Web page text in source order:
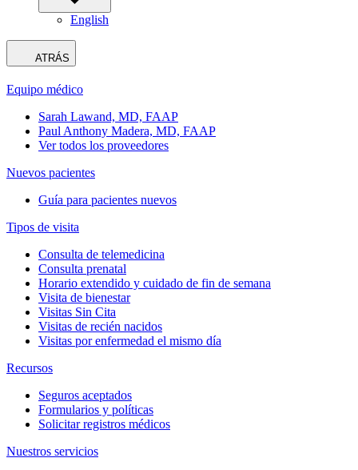
English
ATRÁS
Equipo médico
Sarah Lawand, MD, FAAP
Paul Anthony Madera, MD, FAAP
Ver todos los proveedores
Nuevos pacientes
Guía para pacientes nuevos
Tipos de visita
Consulta de telemedicina
Consulta prenatal
Horario extendido y cuidado de fin de semana
Visita de bienestar
Visitas Sin Cita
Visitas de recién nacidos
Visitas por enfermedad el mismo día
Recursos
Seguros aceptados
Formularios y políticas
Solicitar registros médicos
Nuestros servicios